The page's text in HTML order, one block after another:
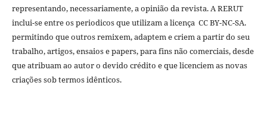
representando, necessariamente, a opinião da revista. A RERUT
inclui-se entre os periodicos que utilizam a licença CC BY-NC-SA.
permitindo que outros remixem, adaptem e criem a partir do seu
trabalho, artigos, ensaios e papers, para fins não comerciais, desde
que atribuam ao autor o devido crédito e que licenciem as novas
criações sob termos idênticos.